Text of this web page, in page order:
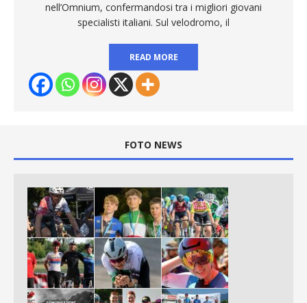
nell’Omnium, confermandosi tra i migliori giovani
specialisti italiani. Sul velodromo, il
READ MORE
FOTO NEWS